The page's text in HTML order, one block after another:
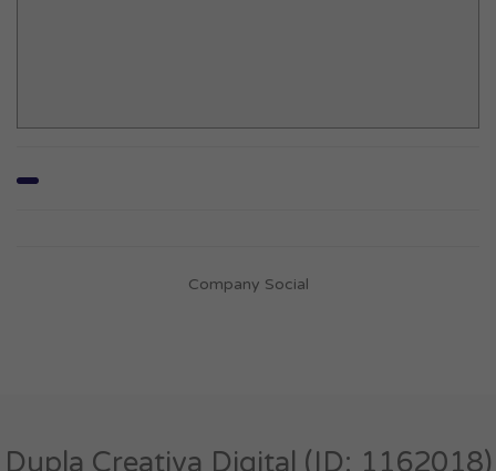
Company Social
Dupla Creativa Digital (ID: 1162018)